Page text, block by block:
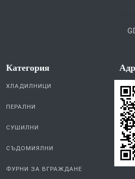
Категория
ХЛАДИЛНИЦИ
ПЕРАЛНИ
СУШИЛНИ
СЪДОМИЯЛНИ
ФУРНИ ЗА ВГРАЖДАНЕ